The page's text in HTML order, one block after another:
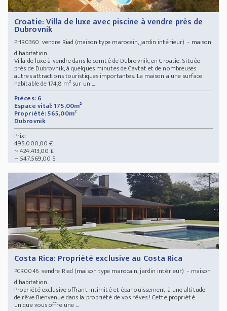
Croatie: Villa de luxe avec piscine à vendre près de
Dubrovnik
PHR0360 vendre Riad (maison type marocain, jardin intérieur) - maison
d habitation
Villa de luxe à vendre dans le comté de Dubrovnik, en Croatie. Située
près de Dubrovnik, à quelques minutes de Cavtat et de nombreuses
autres attractions touristiques importantes. La maison a une surface
habitable de 174,8 m² sur un ...
Pièces: 6
Espace vital: 175,00m²
Propriété: 565,00m²
Dubrovnik
Prix:
495.000,00 €
~ 424.413,00 £
~ 547.569,00 $
Costa Rica: Propriété exclusive au Costa Rica
PCR0046vendre Riad (maison type marocain, jardin intérieur) - maison
d habitation
Propriété exclusive offrant intimité et épanouissement à une altitude
de rêve Bienvenue dans la propriété de vos rêves ! Cette propriété
unique vous offre une ...